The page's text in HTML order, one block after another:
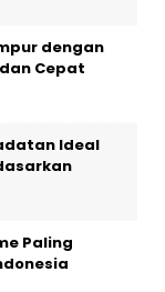
dengan
Cepat
Ideal
Paling